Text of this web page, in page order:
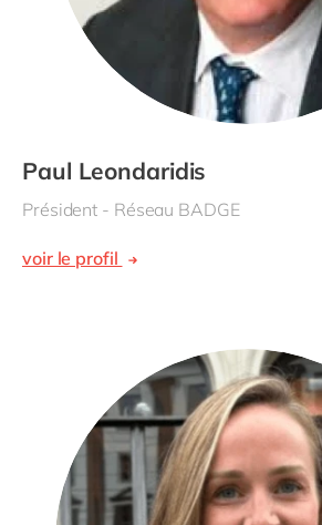
Paul Leondaridis
Président - Réseau BADGE
voir le profil